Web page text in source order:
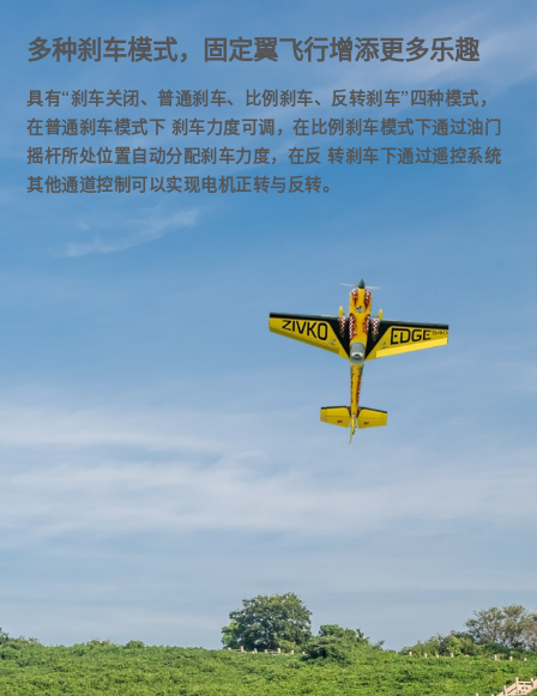
多种刹车模式，固定翼飞行增添更多乐趣
具有“刹车关闭、普通刹车、比例刹车、反转刹车”四种模式，
在普通刹车模式下 刹车力度可调，在比例刹车模式下通过油门
摇杆所处位置自动分配刹车力度，在反 转刹车下通过遥控系统
其他通道控制可以实现电机正转与反转。